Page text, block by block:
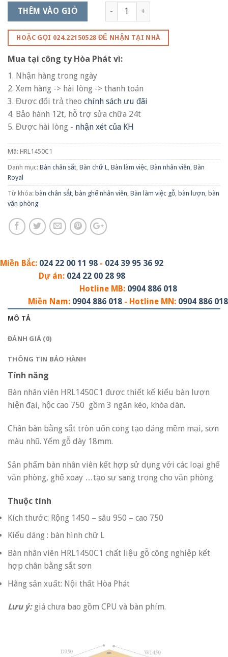
THÊM VÀO GIỎ
HOẶC GỌI 024.22150528 ĐỂ NHẬN TẠI NHÀ
Mua tại công ty Hòa Phát vì:
1. Nhận hàng trong ngày
2. Xem hàng -> hài lòng -> thanh toán
3. Được đổi trả theo chính sách ưu đãi
4. Bảo hành 12t, hỗ trợ sửa chữa 24t
5. Được hài lòng - nhận xét của KH
Mã: HRL1450C1
Danh mục: Bàn chân sắt, Bàn chữ L, Bàn làm việc, Bàn nhân viên, Bàn
Royal
Từ khóa: bàn chân sắt, bàn ghế nhân viên, Bàn làm việc gỗ, bàn lượn, bàn
văn phòng
Miền Bắc: 024 22 00 11 98 - 024 39 95 36 92
Dự án: 024 22 00 28 98
Hotline MB: 0904 886 018
Miền Nam: 0904 886 018 - Hotline MN: 0904 886 018
MÔ TẢ
ĐÁNH GIÁ (0)
THÔNG TIN BẢO HÀNH
Tính năng
Bàn nhân viên HRL1450C1 được thiết kế kiểu bàn lượn
hiện đại, hộc cao 750 gồm 3 ngăn kéo, khóa dàn.
Chân bàn bằng sắt tròn uốn cong tạo dáng mềm mại, sơn
màu nhũ. Yếm gỗ dày 18mm.
Sản phẩm bàn nhân viên kết hợp sử dụng với các loại ghế
văn phòng, ghế xoay …tạo sự sang trọng cho văn phòng.
Thuộc tính
Kích thước: Rộng 1450 – sâu 950 – cao 750
Kiểu dáng : bàn hình chữ L
Bàn nhân viên HRL1450C1 chất liệu gỗ công nghiệp kết
hợp chân bằng sắt sơn
Hãng sản xuất: Nội thất Hòa Phát
Lưu ý:giá chưa bao gồm CPU và bàn phím.